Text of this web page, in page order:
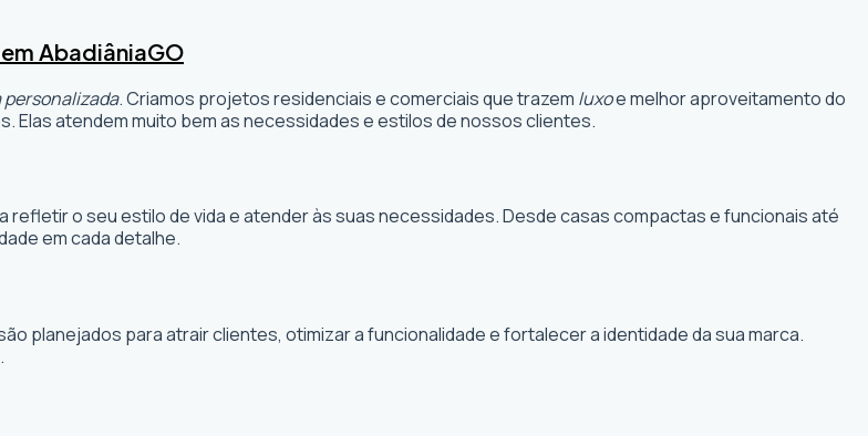
AbadiâniaGO
. Criamos projetos residenciais e comerciais que trazem luxoe melhor aproveitamento do
atendem muito bem as necessidades e estilos de nossos clientes.
o seu estilo de vida e atender às suas necessidades. Desde casas compactas e funcionais até
em cada detalhe.
planejados para atrair clientes, otimizar a funcionalidade e fortalecer a identidade da sua marca.